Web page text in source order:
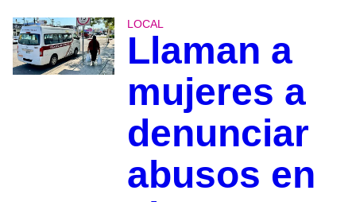
LOCAL
Llaman a
mujeres a
denunciar
abusos en